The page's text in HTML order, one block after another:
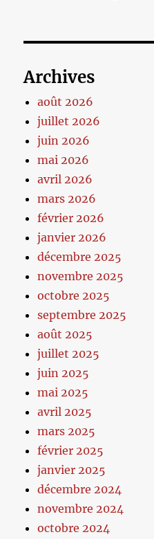
Archives
août 2026
juillet 2026
juin 2026
mai 2026
avril 2026
mars 2026
février 2026
janvier 2026
décembre 2025
novembre 2025
octobre 2025
septembre 2025
août 2025
juillet 2025
juin 2025
mai 2025
avril 2025
mars 2025
février 2025
janvier 2025
décembre 2024
novembre 2024
octobre 2024